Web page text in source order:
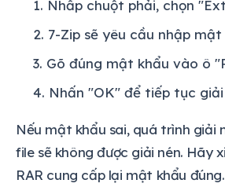
Nhấp chuột phải, chọn
7-Zip sẽ yêu cầu nhập mật
Gõ đúng mật khẩu vào ô
Nhấn "OK" để tiếp tục giải
Nếu mật khẩu sai, quá trình giải
file sẽ không được giải nén. Hãy
RAR cung cấp lại mật khẩu đúng.